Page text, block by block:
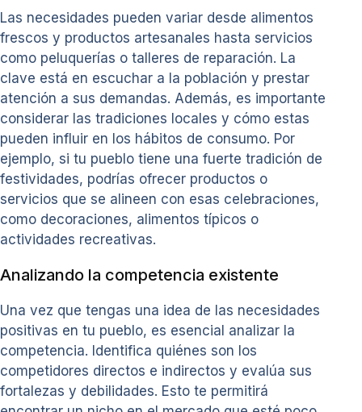
Las necesidades pueden variar desde alimentos
frescos y productos artesanales hasta servicios
como peluquerías o talleres de reparación. La
clave está en escuchar a la población y prestar
atención a sus demandas. Además, es importante
considerar las tradiciones locales y cómo estas
pueden influir en los hábitos de consumo. Por
ejemplo, si tu pueblo tiene una fuerte tradición de
festividades, podrías ofrecer productos o
servicios que se alineen con esas celebraciones,
como decoraciones, alimentos típicos o
actividades recreativas.
Analizando la competencia existente
Una vez que tengas una idea de las necesidades
positivas en tu pueblo, es esencial analizar la
competencia. Identifica quiénes son los
competidores directos e indirectos y evalúa sus
fortalezas y debilidades. Esto te permitirá